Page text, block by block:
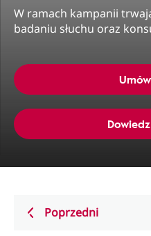
W ramach kampanii
badaniu słuchu oraz
Poprzedni